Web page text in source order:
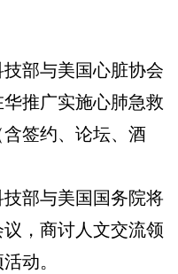
部与美国心脏协会
推广实施心肺急救
签约、论坛、酒
部与美国国务院将
，商讨人文交流领
动。